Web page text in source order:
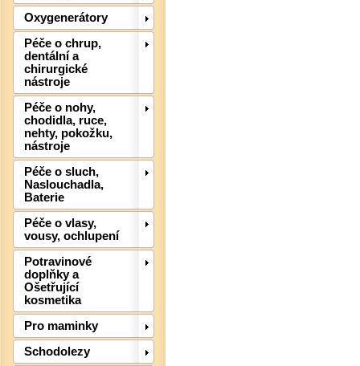
Oxygenerátory
Péče o chrup,
dentální a
chirurgické
nástroje
Péče o nohy,
chodidla, ruce,
nehty, pokožku,
nástroje
Péče o sluch,
Naslouchadla,
Baterie
Péče o vlasy,
vousy, ochlupení
Potravinové
doplňky a
Ošetřující
kosmetika
Pro maminky
Schodolezy